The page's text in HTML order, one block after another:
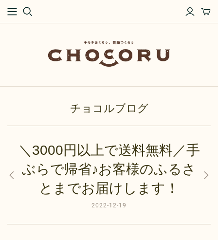
チョコルブログ
＼3000円以上で送料無料／手
ぶらで帰省♪お客様のふるさ
とまでお届けします！
2022-12-19